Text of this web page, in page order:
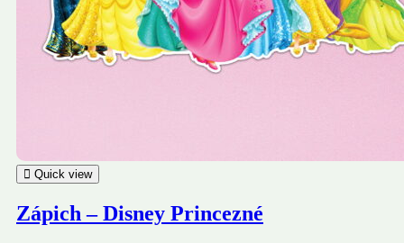
Quick view
Zápich – Disney Princezné